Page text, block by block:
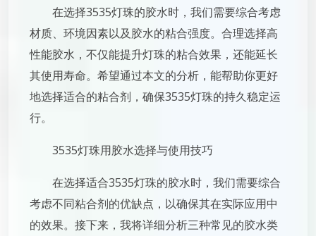
在选择3535灯珠的胶水时，我们需要综合考虑
材质、环境因素以及胶水的粘合强度。合理选择高
性能胶水，不仅能提升灯珠的粘合效果，还能延长
其使用寿命。希望通过本文的分析，能帮助你更好
地选择适合的粘合剂，确保3535灯珠的持久稳定运
行。
3535灯珠用胶水选择与使用技巧
在选择适合3535灯珠的胶水时，我们需要综合
考虑不同粘合剂的优缺点，以确保其在实际应用中
的效果。接下来，我将详细分析三种常见的胶水类